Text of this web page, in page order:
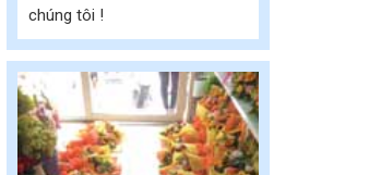
chúng tôi !